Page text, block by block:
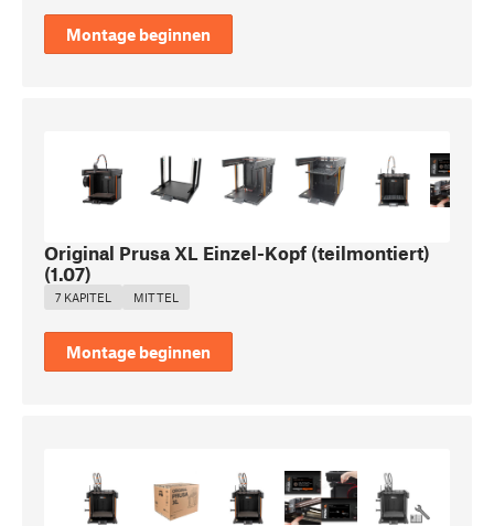
Montage beginnen
Original Prusa XL Einzel-Kopf (teilmontiert)
(1.07)
7 KAPITEL MITTEL
Montage beginnen